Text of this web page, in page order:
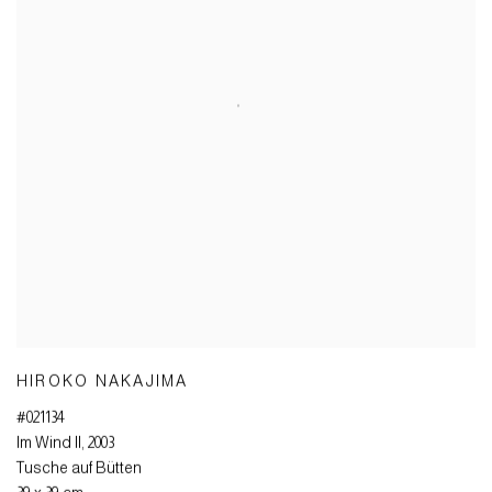
HIROKO NAKAJIMA
#021134
Im Wind II, 2003
Tusche auf Bütten